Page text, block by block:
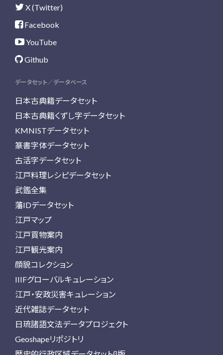
X (Twitter)
Facebook
YouTube
Github
データセット／データベース
日本古典籍データセット
日本古典籍くずし字データセット
KMNISTデータセット
篆書字体データセット
古活字データセット
江戸料理レシピデータセット
武鑑全集
藩IDデータセット
江戸マップ
江戸買物案内
江戸観光案内
顔貌コレクション
IIIFグローバルキュレーション
江戸・安政災害キュレーション
近代雑誌データセット
日琉諸語文法データプロジェクト
Geoshapeリポジトリ